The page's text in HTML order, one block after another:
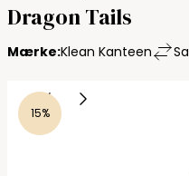
Dragon Tails
Mærke:Klean Kanteen
15%